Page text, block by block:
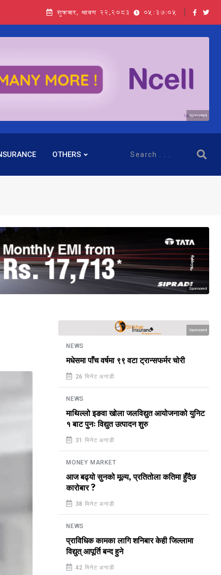
शुक्रबार, श्रावण २२,२०८३ 05:37:06
Sponsored
OTHERS
Sponsored
Sponsored
NEWS
मधेसमा पाँच वर्षमा ९९ वटा ट्रान्सफर्मर चोरी
26 मिनेट अगाडी
NEWS
माथिल्लो इङवा खोला जलविद्युत आयोजनाको युनिट
१ बाट पुनः विद्युत उत्पादन शुरु
31 मिनेट अगाडी
MONEY MARKET
आज बढ्यो सुनको मूल्य, प्रतितोला कतिमा हुँदैछ
कारोबार ?
38 मिनेट अगाडी
NEWS
प्राविधिक कामका लागि शनिबार केही जिल्लामा
विद्युत् आपूर्ति बन्द हुने
42 मिनेट अगाडी